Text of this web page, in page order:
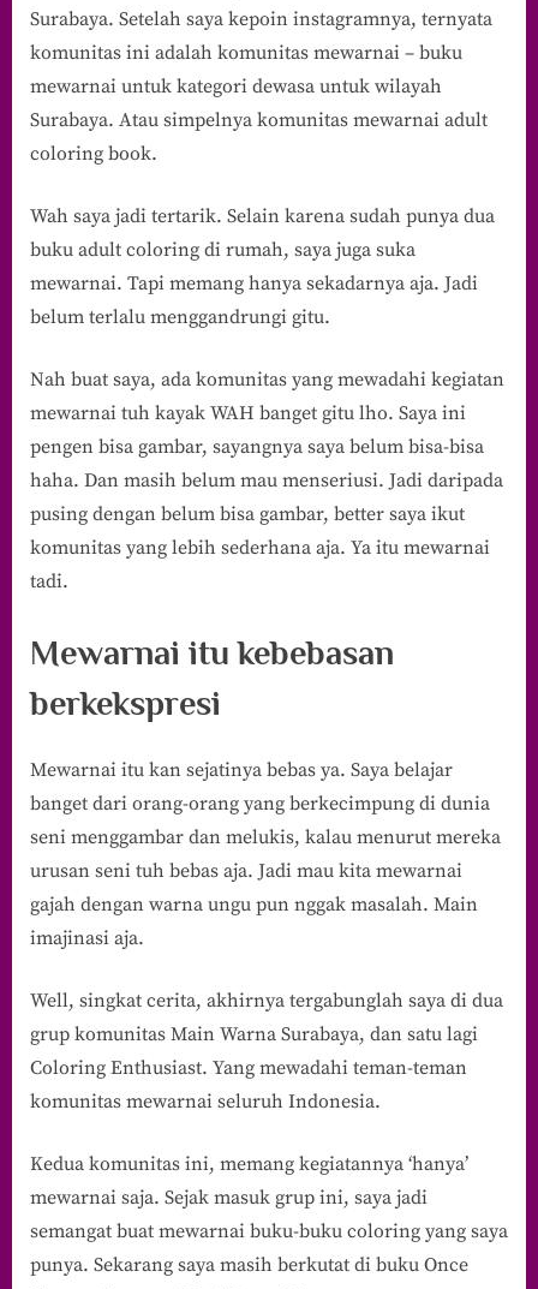
Surabaya. Setelah saya kepoin instagramnya, ternyata
komunitas ini adalah komunitas mewarnai – buku
mewarnai untuk kategori dewasa untuk wilayah
Surabaya. Atau simpelnya komunitas mewarnai adult
coloring book.
Wah saya jadi tertarik. Selain karena sudah punya dua
buku adult coloring di rumah, saya juga suka
mewarnai. Tapi memang hanya sekadarnya aja. Jadi
belum terlalu menggandrungi gitu.
Nah buat saya, ada komunitas yang mewadahi kegiatan
mewarnai tuh kayak WAH banget gitu lho. Saya ini
pengen bisa gambar, sayangnya saya belum bisa-bisa
haha. Dan masih belum mau menseriusi. Jadi daripada
pusing dengan belum bisa gambar, better saya ikut
komunitas yang lebih sederhana aja. Ya itu mewarnai
tadi.
Mewarnai itu kebebasan
berkekspresi
Mewarnai itu kan sejatinya bebas ya. Saya belajar
banget dari orang-orang yang berkecimpung di dunia
seni menggambar dan melukis, kalau menurut mereka
urusan seni tuh bebas aja. Jadi mau kita mewarnai
gajah dengan warna ungu pun nggak masalah. Main
imajinasi aja.
Well, singkat cerita, akhirnya tergabunglah saya di dua
grup komunitas Main Warna Surabaya, dan satu lagi
Coloring Enthusiast. Yang mewadahi teman-teman
komunitas mewarnai seluruh Indonesia.
Kedua komunitas ini, memang kegiatannya ‘hanya’
mewarnai saja. Sejak masuk grup ini, saya jadi
semangat buat mewarnai buku-buku coloring yang saya
punya. Sekarang saya masih berkutat di buku Once